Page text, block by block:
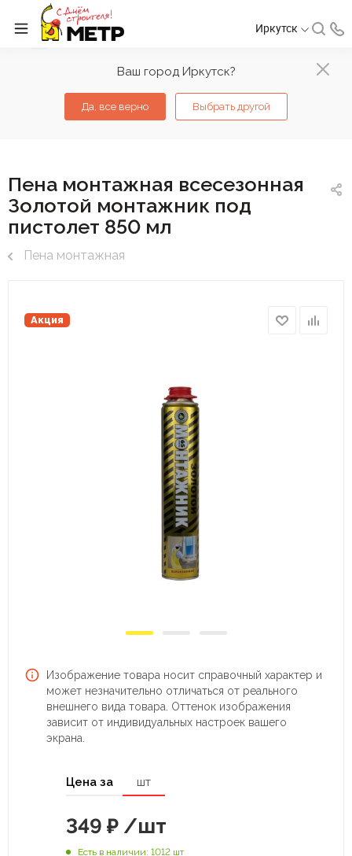
Ваш город Иркутск?
Да, все верно Выбрать другой
Иркутск
Пена монтажная всесезонная
Золотой монтажник под
пистолет 850 мл
Пена монтажная
Акция
Изображение товара носит справочный характер и
может незначительно отличаться от реального
внешнего вида товара. Оттенок изображения
зависит от индивидуальных настроек вашего
экрана.
Цена за шт
349 ₽ /шт
Есть в наличии: 1012 шт